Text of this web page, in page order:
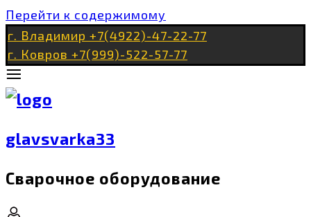
Перейти к содержимому
г. Владимир +7(4922)-47-22-77
г. Ковров +7(999)-522-57-77
glavsvarka33
Сварочное оборудование